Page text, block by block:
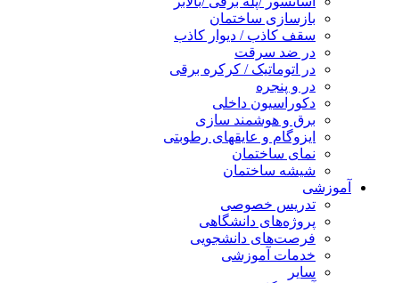
بازسازی ساختمان
سقف کاذب / دیوار کاذب
در ضد سرقت
در اتوماتیک / کرکره برقی
در و پنجره
دکوراسیون داخلی
برق و هوشمند سازی
ایزوگام و عایقهای رطوبتی
نمای ساختمان
شیشه ساختمان
آموزشی
تدریس خصوصی
پروژه‌های دانشگاهی
فرصت‌های دانشجویی
خدمات آموزشی
سایر